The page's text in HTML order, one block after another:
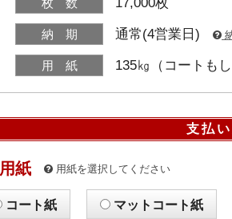
枚 数
納 期 通常(4営業日)
用 紙 135㎏（コートも
支払
用紙 用紙を選択してください
コート紙 マットコート紙